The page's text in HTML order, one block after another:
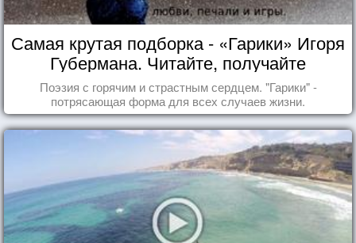
Самая крутая подборка - «Гарики» Игоря
Губермана. Читайте, получайте
удовольствие!
Поэзия с горячим и страстным сердцем. "Гарики" -
потрясающая форма для всех случаев жизни.